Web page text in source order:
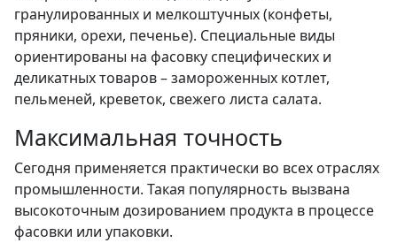
гранулированных и мелкоштучных (конфеты,
пряники, орехи, печенье). Специальные виды
ориентированы на фасовку специфических и
деликатных товаров – замороженных котлет,
пельменей, креветок, свежего листа салата.
Максимальная точность
Сегодня применяется практически во всех отраслях
промышленности. Такая популярность вызвана
высокоточным дозированием продукта в процессе
фасовки или упаковки.